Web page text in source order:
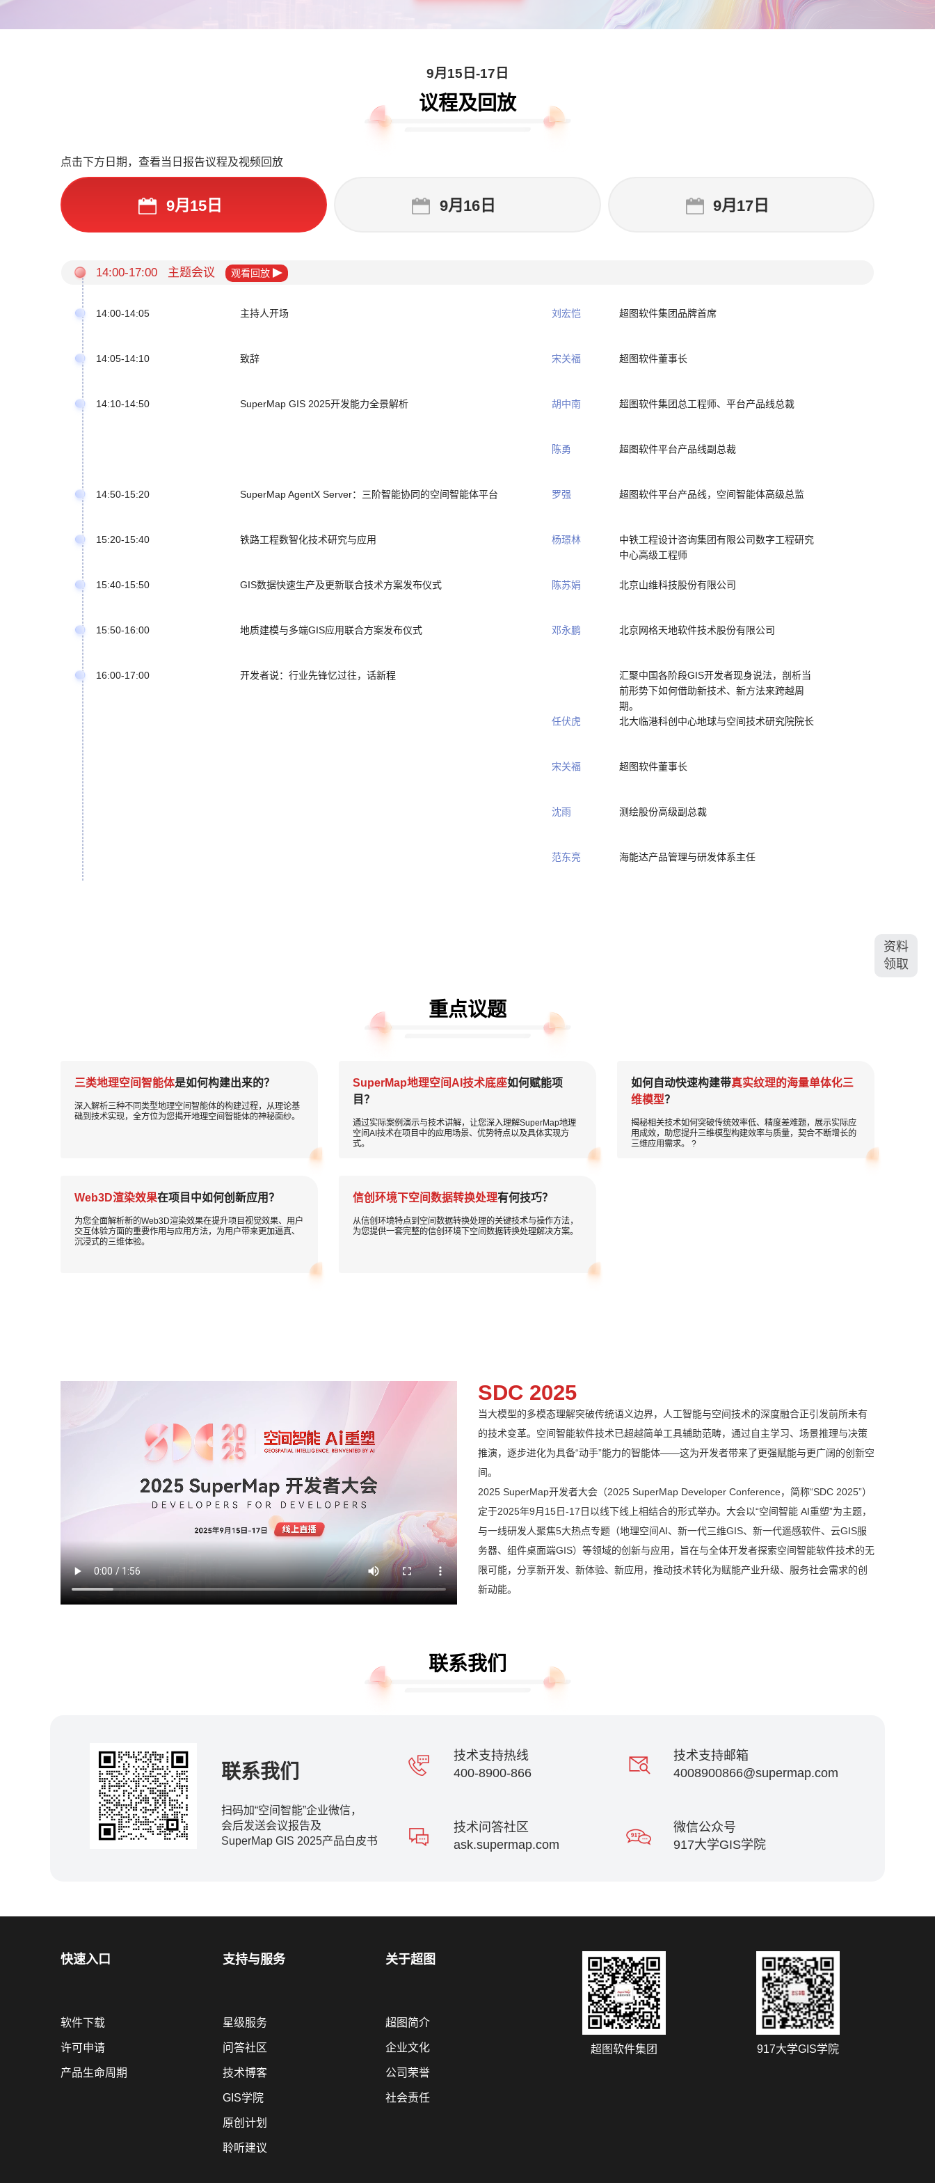
资料
领取
9月15日-17日
议程及回放
点击下方日期，查看当日报告议程及视频回放
9月15日 9月16日 9月17日
14:00-17:00 主题会议 观看回放
14:00-14:05 主持人开场 刘宏恺 超图软件集团品牌首席
14:05-14:10 致辞 宋关福 超图软件董事长
14:10-14:50 SuperMap GIS 2025开发能力全景解析 胡中南 超图软件集团总工程师、平台产品线总裁
陈勇 超图软件平台产品线副总裁
14:50-15:20 SuperMap AgentX Server：三阶智能协同的空间智能体平台 罗强 超图软件平台产品线，空间智能体高级总监
15:20-15:40 铁路工程数智化技术研究与应用 杨璟林
中铁工程设计咨询集团有限公司数字工程研究
中心高级工程师
15:40-15:50 GIS数据快速生产及更新联合技术方案发布仪式 陈苏娟 北京山维科技股份有限公司
15:50-16:00 地质建模与多端GIS应用联合方案发布仪式 邓永鹏 北京网格天地软件技术股份有限公司
16:00-17:00 开发者说：行业先锋忆过往，话新程
汇聚中国各阶段GIS开发者现身说法，剖析当
前形势下如何借助新技术、新方法来跨越周
期。
任伏虎
北大临港科创中心地球与空间技术研究院院长
宋关福 超图软件董事长
沈雨 测绘股份高级副总裁
范东亮 海能达产品管理与研发体系主任
重点议题
三类地理空间智能体是如何构建出来的？
深入解析三种不同类型地理空间智能体的构建过程，从理论基
础到技术实现，全方位为您揭开地理空间智能体的神秘面纱。
SuperMap地理空间AI技术底座如何赋能项
目？
通过实际案例演示与技术讲解，让您深入理解SuperMap地理
空间AI技术在项目中的应用场景、优势特点以及具体实现方
式。
如何自动快速构建带真实纹理的海量单体化三
维模型？
揭秘相关技术如何突破传统效率低、精度差难题，展示实际应
用成效，助您提升三维模型构建效率与质量，契合不断增长的
三维应用需求。 ?
Web3D渲染效果在项目中如何创新应用？
为您全面解析新的Web3D渲染效果在提升项目视觉效果、用户
交互体验方面的重要作用与应用方法，为用户带来更加逼真、
沉浸式的三维体验。
信创环境下空间数据转换处理有何技巧？
从信创环境特点到空间数据转换处理的关键技术与操作方法，
为您提供一套完整的信创环境下空间数据转换处理解决方案。
SDC 2025
当大模型的多模态理解突破传统语义边界，人工智能与空间技术的深度融合正引发前所未有
的技术变革。空间智能软件技术已超越简单工具辅助范畴，通过自主学习、场景推理与决策
推演，逐步进化为具备“动手”能力的智能体——这为开发者带来了更强赋能与更广阔的创新空
间。
2025 SuperMap开发者大会（2025 SuperMap Developer Conference，简称“SDC 2025”）
定于2025年9月15日-17日以线下线上相结合的形式举办。大会以“空间智能 AI重塑”为主题，
与一线研发人聚焦5大热点专题（地理空间AI、新一代三维GIS、新一代遥感软件、云GIS服
务器、组件桌面端GIS）等领域的创新与应用，旨在与全体开发者探索空间智能软件技术的无
限可能，分享新开发、新体验、新应用，推动技术转化为赋能产业升级、服务社会需求的创
新动能。
联系我们
联系我们
扫码加“空间智能”企业微信，
会后发送会议报告及
SuperMap GIS 2025产品白皮书
技术支持热线
400-8900-866
技术支持邮箱
4008900866@supermap.com
技术问答社区
ask.supermap.com
微信公众号
917大学GIS学院
快速入口
软件下载
许可申请
产品生命周期
支持与服务
星级服务
问答社区
技术博客
GIS学院
原创计划
聆听建议
关于超图
超图简介
企业文化
公司荣誉
社会责任
超图软件集团 917大学GIS学院